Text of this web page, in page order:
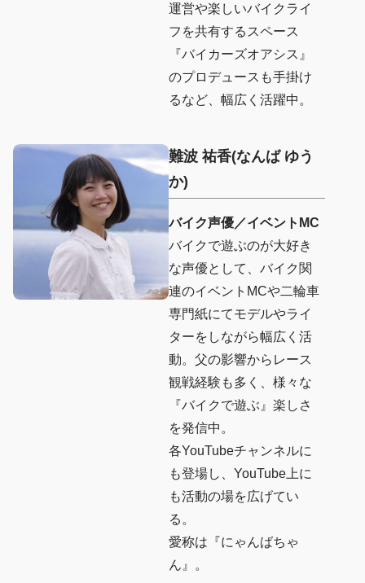
運営や楽しいバイクライ
フを共有するスペース
『バイカーズオアシス』
のプロデュースも手掛け
るなど、幅広く活躍中。
難波 祐香(なんば ゆう
か)
バイク声優／イベントMC
バイクで遊ぶのが大好き
な声優として、バイク関
連のイベントMCや二輪車
専門紙にてモデルやライ
ターをしながら幅広く活
動。父の影響からレース
観戦経験も多く、様々な
『バイクで遊ぶ』楽しさ
を発信中。
各YouTubeチャンネルに
も登場し、YouTube上に
も活動の場を広げてい
る。
愛称は『にゃんばちゃ
ん』。